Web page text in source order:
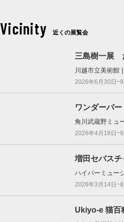
Vicinity 近くの展覧会
三島樹一展
川越市立美術館
2026年6月30日~9
ワンダーバ
角川武蔵野ミュ
2026年4月18日~9
増田セバス
ハイパーミュー
2026年3月14日~8
Ukiyo-e 猫百